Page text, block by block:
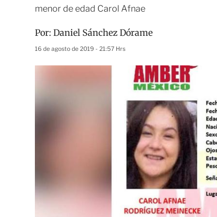
menor de edad Carol Afnae
Por: Daniel Sánchez Dórame
16 de agosto de 2019 - 21:57 Hrs